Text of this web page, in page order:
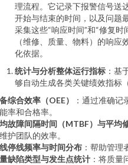
理流程。它记录下报警信号送
开始与结束的时间，以及问题
采集这些“响应时间”和“修复
（维修、质量、物料）的响
化依据。
统计与分析整体运行指标 ：基
够自动生成各类关键绩效指标
综合效率（OEE）
：通过准确
率和合格率。
故障间隔时间（MTBF）与平均
护团队的效率。
停线频率与时间分布 ：帮助管理
缺陷类型与发生点统计 ：将质